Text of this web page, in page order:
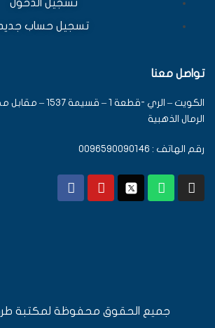
تسجيل الدخول
تسجيل حساب
تواصل معنا
الكويت – الري -قطعة 1
الرمال الذهبية
رقم الهاتف : 0096590090146
جميع الحقوق محفوظة لمكتبة طروس